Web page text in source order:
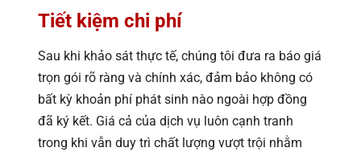
Tiết kiệm chi phí
Sau khi khảo sát thực tế, chúng tôi đưa ra báo giá
trọn gói rõ ràng và chính xác, đảm bảo không có
bất kỳ khoản phí phát sinh nào ngoài hợp đồng
đã ký kết. Giá cả của dịch vụ luôn cạnh tranh
trong khi vẫn duy trì chất lượng vượt trội nhằm